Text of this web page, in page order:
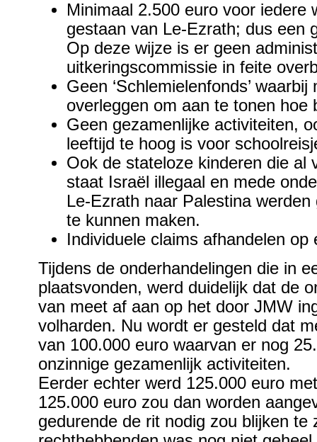
Minimaal 2.500 euro voor iedere
gestaan van Le-Ezrath; dus een
Op deze wijze is er geen
uitkeringscommissie in feite
Geen ‘Schlemielenfonds’
overleggen om aan te tonen hoe
Geen gezamenlijke activiteiten,
leeftijd te hoog is voor
Ook de stateloze kinderen die al
staat Israël illegaal en mede
Le-Ezrath naar Palestina
te kunnen maken.
Individuele claims afhandelen
Tijdens de onderhandelingen die in
plaatsvonden, werd duidelijk dat de
van meet af aan op het door JMW
volharden. Nu wordt er gesteld dat
van 100.000 euro waarvan er nog
onzinnige gezamenlijk activiteiten.
Eerder echter werd 125.000 euro
125.000 euro zou dan worden
gedurende de rit nodig zou blijken te